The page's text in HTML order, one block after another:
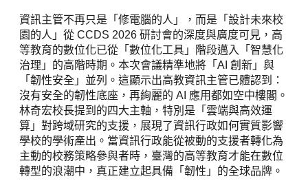
資訊主管不再只是「修電腦的人」，而是「設計未來校
園的人」從 CCDS 2026 研討會的深度與廣度可見，高
等教育的數位化已從「數位化工具」階段邁入「智慧化
治理」的高階時期。本次會議精準地將「AI 創新」與
「韌性安全」並列。這顯示出高教資訊主管已體認到：
沒有安全的韌性底座，再絢麗的 AI 應用都如空中樓閣。
林奇宏校長提到的四大主軸，特別是「雲端與高效運
算」對跨域研究的支援，展現了資訊行政如何實質影響
學校的學術產出。當資訊行政能從被動的支援者轉化為
主動的校務策略參與者時，臺灣的高等教育才能在數位
轉型的浪潮中，真正建立起具備「韌性」的全球品牌。